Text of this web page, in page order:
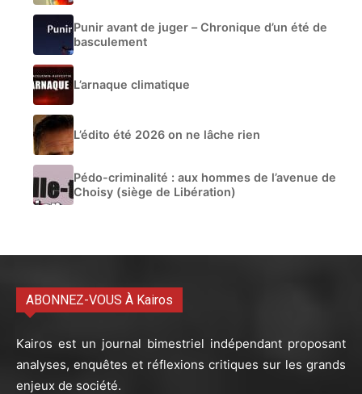
Punir avant de juger – Chronique d’un été de
basculement
L’arnaque climatique
L’édito été 2026 on ne lâche rien
Pédo-criminalité : aux hommes de l’avenue de
Choisy (siège de Libération)
ABONNEZ-VOUS À Kairos
Kairos est un journal bimestriel indépendant proposant
analyses, enquêtes et réflexions critiques sur les grands
enjeux de société.